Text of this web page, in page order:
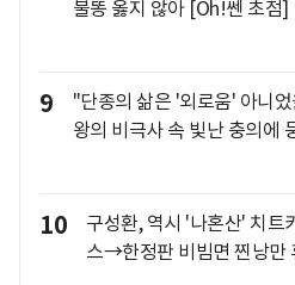
불똥 옳지 않아 [Oh!쎈 초점]
9
"단종의 삶은 '외로움' 아니
왕의 비극사 속 빛난 충의에
10
구성환, 역시 '나혼산' 치트
스→한정판 비빔면 찐낭만